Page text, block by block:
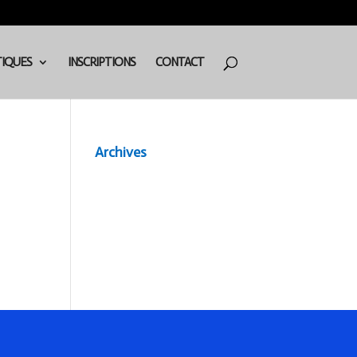
INSCRIPTIONS CONTACT
Archives